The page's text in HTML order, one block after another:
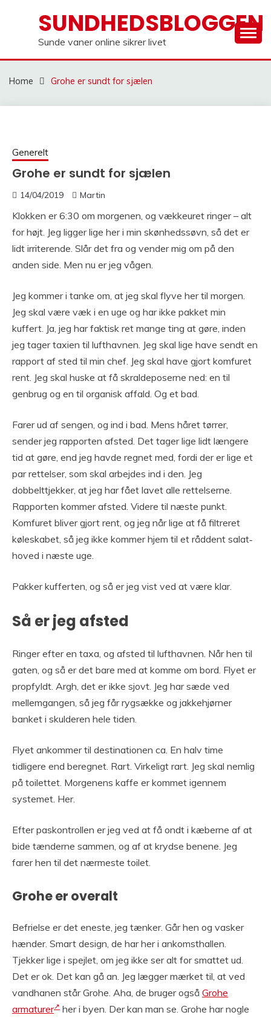
SUNDHEDSBLOGGEN
Sunde vaner online sikrer livet
Home Grohe er sundt for sjælen
Generelt
Grohe er sundt for sjælen
14/04/2019 Martin
Klokken er 6:30 om morgenen, og vækkeuret ringer – alt
for højt. Jeg ligger lige her i min skønhedssøvn, så det er
lidt irriterende. Slår det fra og vender mig om på den
anden side. Men nu er jeg vågen.
Jeg kommer i tanke om, at jeg skal flyve her til morgen.
Jeg skal være væk i en uge og har ikke pakket min
kuffert. Ja, jeg har faktisk ret mange ting at gøre, inden
jeg tager taxien til lufthavnen. Jeg skal lige have sendt en
rapport af sted til min chef. Jeg skal have gjort komfuret
rent. Jeg skal huske at få skraldeposerne ned: en til
genbrug og en til organisk affald. Og et bad.
Farer ud af sengen, og ind i bad. Mens håret tørrer,
sender jeg rapporten afsted. Det tager lige lidt længere
tid at gøre, end jeg havde regnet med, fordi der er lige et
par rettelser, som skal arbejdes ind i den. Jeg
dobbelttjekker, at jeg har fået lavet alle rettelserne.
Rapporten kommer afsted. Videre til næste punkt.
Komfuret bliver gjort rent, og jeg når lige at få filtreret
køleskabet, så jeg ikke kommer hjem til et råddent salat‐
hoved i næste uge.
Pakker kufferten, og så er jeg vist ved at være klar.
Så er jeg afsted
Ringer efter en taxa, og afsted til lufthavnen. Når hen til
gaten, og så er det bare med at komme om bord. Flyet er
propfyldt. Argh, det er ikke sjovt. Jeg har sæde ved
mellemgangen, så jeg får rygsække og jakkehjørner
banket i skulderen hele tiden.
Flyet ankommer til destinationen ca. En halv time
tidligere end beregnet. Rart. Virkeligt rart. Jeg skal nemlig
på toilettet. Morgenens kaffe er kommet igennem
systemet. Her.
Efter paskontrollen er jeg ved at få ondt i kæberne af at
bide tænderne sammen, og af at krydse benene. Jeg
farer hen til det nærmeste toilet.
Grohe er overalt
Befrielse er det eneste, jeg tænker. Går hen og vasker
hænder. Smart design, de har her i ankomsthallen.
Tjekker lige i spejlet, om jeg ikke ser alt for smattet ud.
Det er ok. Det kan gå an. Jeg lægger mærket til, at ved
vandhanen står Grohe. Aha, de bruger også Grohe
armaturer
her i byen. Der kan man se. Grohe har nogle